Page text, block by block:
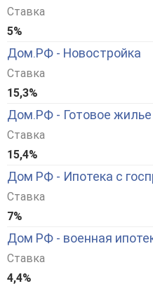
Ставка
5%
Дом.РФ - Новостройка
Ставка
15,3%
Дом.РФ - Готовое жилье
Ставка
15,4%
Дом РФ - Ипотека с
Ставка
7%
Дом РФ - военная
Ставка
4,4%